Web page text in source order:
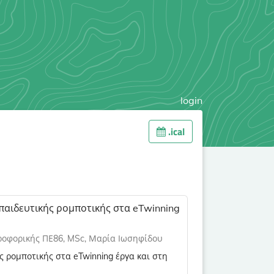
login
.ical
ρομποτικής στα eTwinning
ΠΕ86, MSc, Μαρία Ιωσηφίδου
ρομποτικής στα eTwinning έργα και στη